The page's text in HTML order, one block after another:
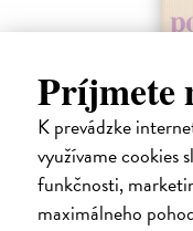
Príjmete
K prevádzke
využívame cookies
funkčnosti,
maximálneho
Pomalost
Kundera Milan| Kniha
Pomalost,
napsaných francouzsky,
Kareninové. Vydávání
uzavírá.
Na sklade ?